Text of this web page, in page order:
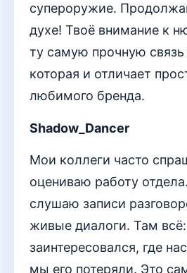
супероружие.
духе! Твоё внимание к
ту самую прочную связь
которая и отличает
любимого бренда.
Shadow_Dancer
Мои коллеги часто
оцениваю работу
слушаю записи
живые диалоги. Там всё:
заинтересовался, где
мы его потеряли. Это